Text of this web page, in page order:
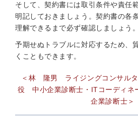
そして、契約書には取引条件や責任
明記しておきましょう。契約書の各
理解できるまで必ず確認しましょう。
予期せぬトラブルに対応するため、
くこともできます。
＜林 隆男 ライジングコンサルタ
役 中小企業診断士・ITコーディ
企業診断士＞